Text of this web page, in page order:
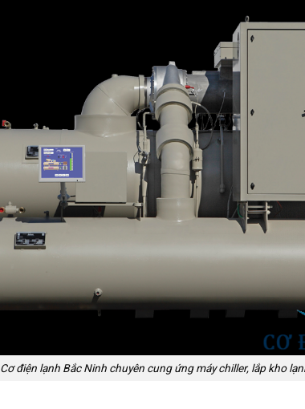
Cơ điện lạnh Bắc Ninh chuyên cung ứng máy chiller, lắp kho